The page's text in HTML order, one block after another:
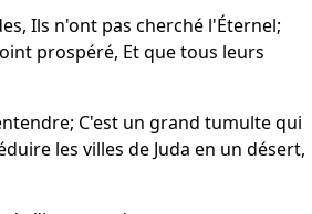
Ils n'ont pas cherché l'Éternel;
prospéré, Et que tous leurs
C'est un grand tumulte qui
les villes de Juda en un désert,